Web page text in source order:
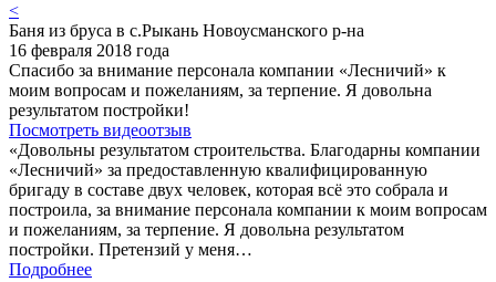
<
Баня из бруса в с.Рыкань Новоусманского р-на
16 февраля 2018 года
Спасибо за внимание персонала компании «Лесничий» к
моим вопросам и пожеланиям, за терпение. Я довольна
результатом постройки!
Посмотреть видеоотзыв
«Довольны результатом строительства. Благодарны компании
«Лесничий» за предоставленную квалифицированную
бригаду в составе двух человек, которая всё это собрала и
построила, за внимание персонала компании к моим вопросам
и пожеланиям, за терпение. Я довольна результатом
постройки. Претензий у меня…
Подробнее